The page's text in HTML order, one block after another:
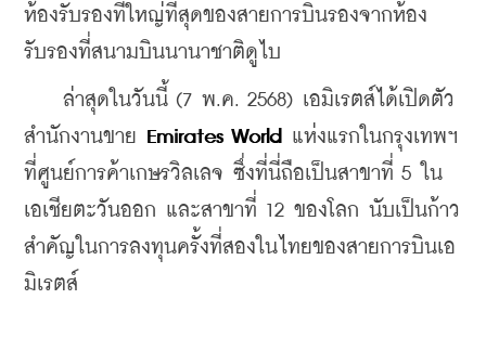
ห้องรับรองที่ใหญ่ที่สุดของสายการบินรองจากห้อง
รับรองที่สนามบินนานาชาติดูไบ
ล่าสุดในวันนี้ (7 พ.ค. 2568) เอมิเรตส์ได้เปิดตัว
สำนักงานขาย Emirates World
แห่งแรกในกรุงเทพฯ
ที่ศูนย์การค้าเกษรวิลเลจ ซึ่งที่นี่ถือเป็นสาขาที่ 5 ใน
เอเชียตะวันออก และสาขาที่ 12 ของโลก นับเป็นก้าว
สำคัญในการลงทุนครั้งที่สองในไทยของสายการบินเอ
มิเรตส์